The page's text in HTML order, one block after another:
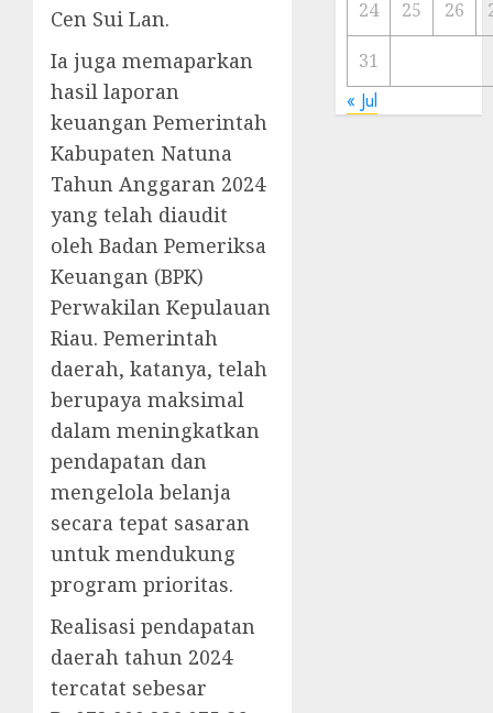
Cen Sui Lan.
Ia juga memaparkan
hasil laporan
keuangan Pemerintah
Kabupaten Natuna
Tahun Anggaran 2024
yang telah diaudit
oleh Badan Pemeriksa
Keuangan (BPK)
Perwakilan Kepulauan
Riau. Pemerintah
daerah, katanya, telah
berupaya maksimal
dalam meningkatkan
pendapatan dan
mengelola belanja
secara tepat sasaran
untuk mendukung
program prioritas.
Realisasi pendapatan
daerah tahun 2024
tercatat sebesar
24 25 26
31
« Jul